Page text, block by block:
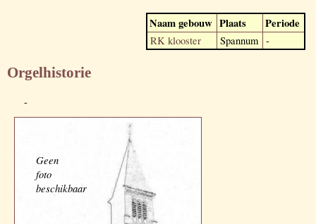
Naam gebouw Plaats Periode
RK klooster Spannum -
Orgelhistorie
-
Geen
foto
beschikbaar